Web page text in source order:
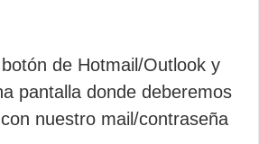
de Hotmail/Outlook y
pantalla donde deberemos
nuestro mail/contraseña